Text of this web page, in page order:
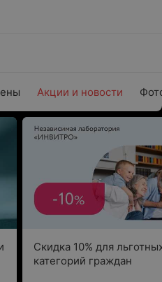
Акции и новости
Скидка 10% для
категорий граждан